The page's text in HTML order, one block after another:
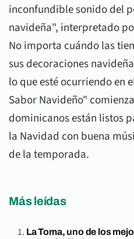
inconfundible sonido del
navideña", interpretado
No importa cuándo las
sus decoraciones
lo que esté ocurriendo en
Sabor Navideño"
dominicanos están listos
la Navidad con buena
de la temporada.
Más leídas
La Toma, uno de los